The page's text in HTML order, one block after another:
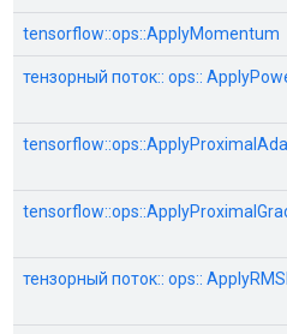
tensorflow::ops::ApplyMomentum
тензорный поток:: ops::
тензорный поток:: ops::